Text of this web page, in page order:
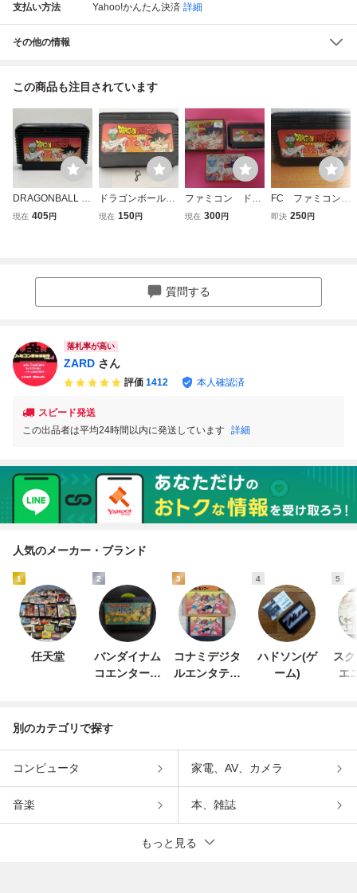
支払い方法 Yahoo!かんたん決済 詳細
その他の情報
この商品も注目されています
DRAGONBALL 3
ドラゴンボール 悟
現在 405円
ドラゴンボール3
悟空伝 任天堂
現在 150円
ファミコン ドラ
ゴンボール３ 悟空
現在 300円
FC ファミコン
ドラゴンボール
即決 250円
質問する
落札率が高い
ZARD さん
評価 1412 本人確認済
スピード発送
この出品者は平均24時間以内に発送しています 詳細
人気のメーカー・ブランド
1
任天堂
2
バンダイナム
コエンターテ
3
コナミデジタ
ルエンタテイ
4
ハドソン(ゲ
ーム)
5
ス
エ
別のカテゴリで探す
コンピュータ 家電、AV、カメラ
音楽 本、雑誌
もっと見る